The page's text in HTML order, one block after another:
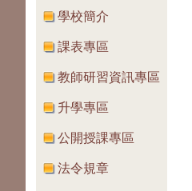
學校簡介
課表專區
教師研習資訊專區
升學專區
公開授課專區
法令規章